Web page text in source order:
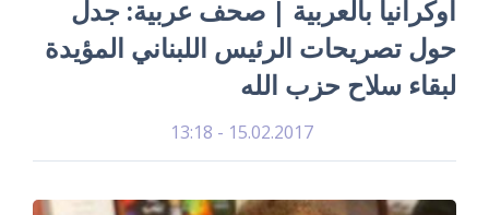
أوكرانيا بالعربية | صحف عربية: جدل
حول تصريحات الرئيس اللبناني المؤيدة
لبقاء سلاح حزب الله
15.02.2017 - 13:18